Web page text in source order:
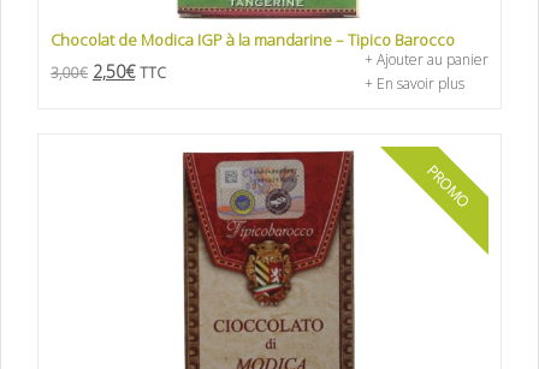
Chocolat de Modica IGP à la mandarine – Tipico Barocco
3,00€ 2,50€ TTC
+ Ajouter au panier
+ En savoir plus
PROMO